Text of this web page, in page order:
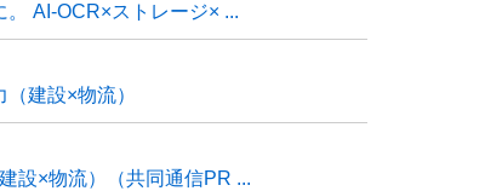
AI-OCR×ストレージ× ...
建設×物流）
設×物流）（共同通信PR ...